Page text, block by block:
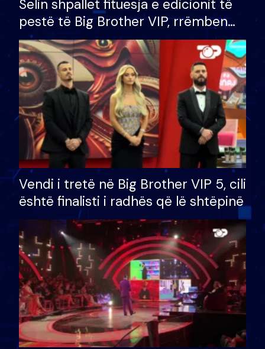
Selin shpallet fituesja e edicionit të
pestë të Big Brother VIP, rrëmben
çmimin e madh prej 100 mijë eurosh
Vendi i tretë në Big Brother VIP 5, cili
është finalisti i radhës që lë shtëpinë